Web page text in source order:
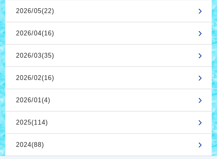
2026/05(22)
2026/04(16)
2026/03(35)
2026/02(16)
2026/01(4)
2025(114)
2024(88)